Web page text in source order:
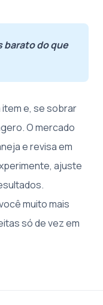
barato do que
e, se sobrar
O mercado
e revisa em
ajuste
muito mais
só de vez em